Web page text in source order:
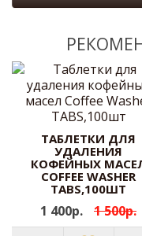
ТАБЛЕТКИ ДЛЯ
УДАЛЕНИЯ
КОФЕЙНЫХ
COFFEE WASHER
TABS,100ШТ
1 400р. 1 500р.